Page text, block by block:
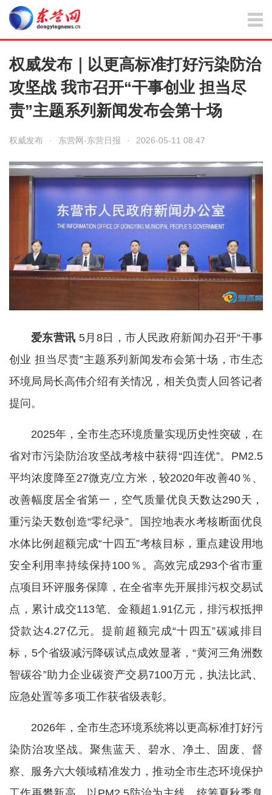
权威发布｜以更高标准打好污染防治
攻坚战 我市召开“干事创业 担当尽
责”主题系列新闻发布会第十场
权威发布 · 东营网-东营日报 · 2026-05-11 08:47
爱东营讯 5月8日，市人民政府新闻办召开“干事
创业 担当尽责”主题系列新闻发布会第十场，市生态
环境局局长高伟介绍有关情况，相关负责人回答记者
提问。
2025年，全市生态环境质量实现历史性突破，在
省对市污染防治攻坚战考核中获得“四连优”。PM2.5
平均浓度降至27微克/立方米，较2020年改善40％、
改善幅度居全省第一，空气质量优良天数达290天，
重污染天数创造“零纪录”。国控地表水考核断面优良
水体比例超额完成“十四五”考核目标，重点建设用地
安全利用率持续保持100％。高效完成293个省市重
点项目环评服务保障，在全省率先开展排污权交易试
点，累计成交113笔、金额超1.91亿元，排污权抵押
贷款达4.27亿元。提前超额完成“十四五”碳减排目
标，5个省级减污降碳试点成效显著，“黄河三角洲数
智碳谷”助力企业碳资产交易7100万元，执法比武、
应急处置等多项工作获省级表彰。
2026年，全市生态环境系统将以更高标准打好污
染防治攻坚战。聚焦蓝天、碧水、净土、固废、督
察、服务六大领域精准发力，推动全市生态环境保护